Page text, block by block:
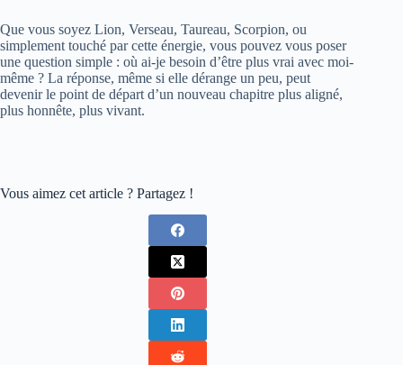
Que vous soyez Lion, Verseau, Taureau, Scorpion, ou
simplement touché par cette énergie, vous pouvez vous poser
une question simple : où ai-je besoin d’être plus vrai avec moi-
même ? La réponse, même si elle dérange un peu, peut
devenir le point de départ d’un nouveau chapitre plus aligné,
plus honnête, plus vivant.
Vous aimez cet article ? Partagez !